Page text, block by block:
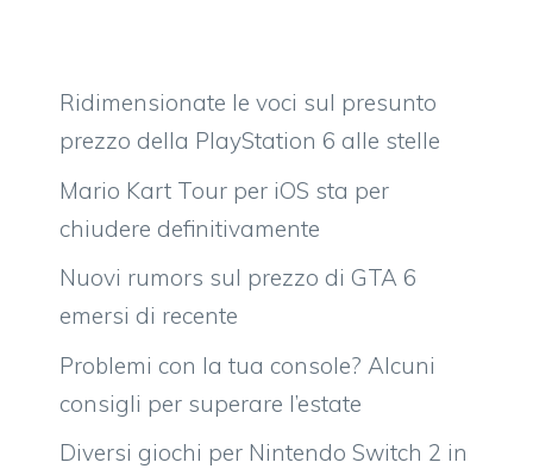
Ridimensionate le voci sul presunto
prezzo della PlayStation 6 alle stelle
Mario Kart Tour per iOS sta per
chiudere definitivamente
Nuovi rumors sul prezzo di GTA 6
emersi di recente
Problemi con la tua console? Alcuni
consigli per superare l’estate
Diversi giochi per Nintendo Switch 2 in